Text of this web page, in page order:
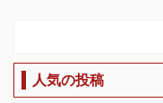
人気の投稿